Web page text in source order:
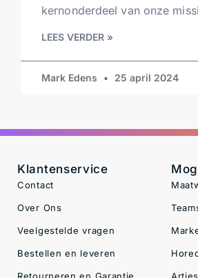
kernonderdeel van onze
LEES VERDER »
Mark Edens 25 april 2024
Klantenservice
Contact
Over Ons
Veelgestelde vragen
Bestellen en leveren